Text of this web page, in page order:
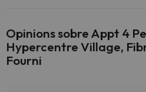
Opinions sobre Appt 4
Hypercentre Village,
Fourni